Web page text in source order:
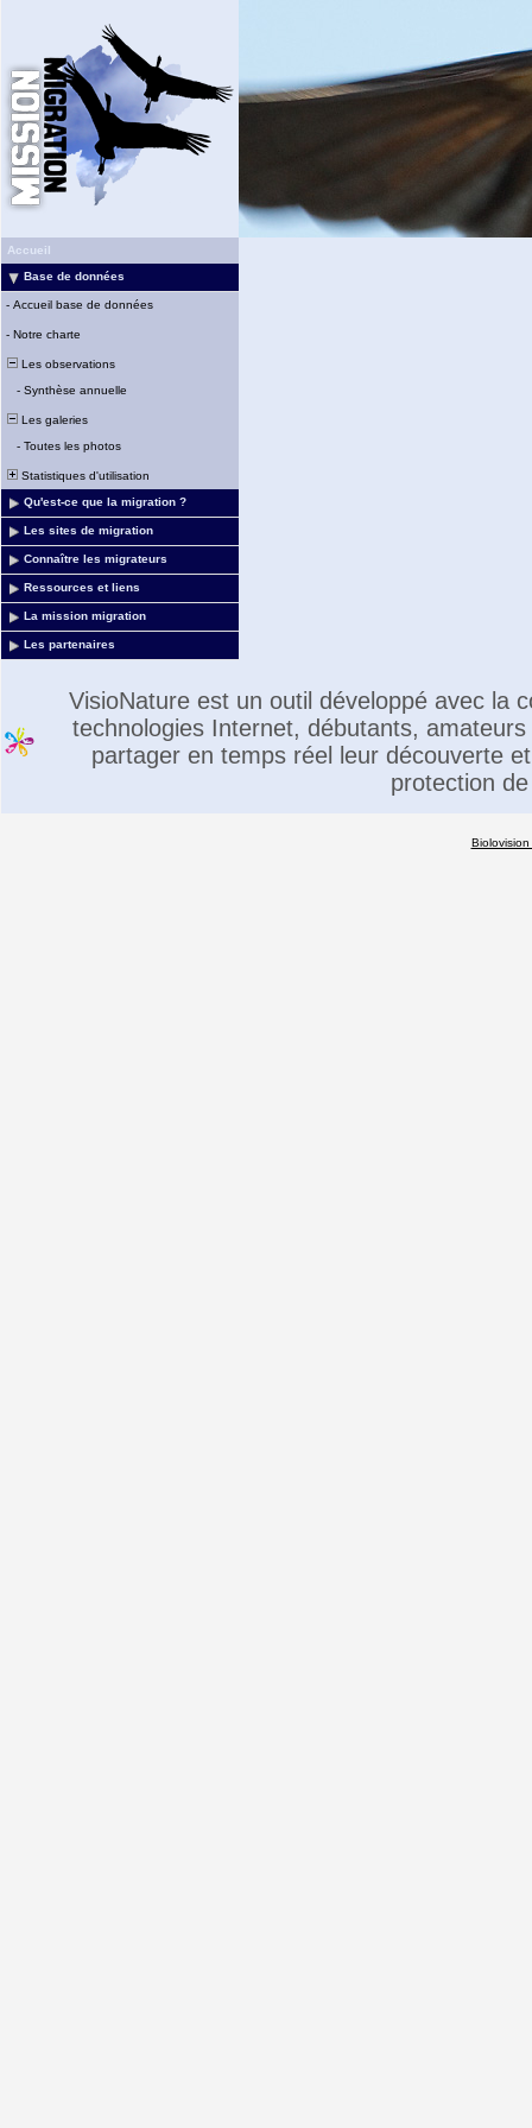
Accueil
Base de données
- Accueil base de données
- Notre charte
Les observations
- Synthèse annuelle
Les galeries
- Toutes les photos
Statistiques d'utilisation
Qu'est-ce que la migration ?
Les sites de migration
Connaître les migrateurs
Ressources et liens
La mission migration
Les partenaires
VisioNature est un outil développé avec la
technologies Internet, débutants,
partager en temps réel leur découverte
protection
Biolovision